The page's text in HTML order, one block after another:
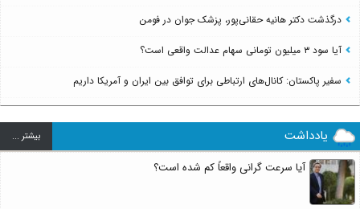
درگذشت دکتر هانیه حقانی‌پور، پزشک جوان در فومن
آیا سود ۳ میلیون تومانی سهام عدالت واقعی است؟
سفیر پاکستان: کانال‌های ارتباطی برای توافق بین ایران و آمریکا داریم
یادداشت بيشتر ...
آیا سرعت گرانی واقعاً کم شده است؟